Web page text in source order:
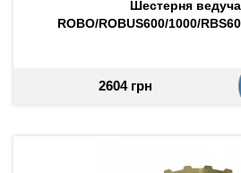
Шестерня
ROBO/ROBUS600/1000/
2604 грн